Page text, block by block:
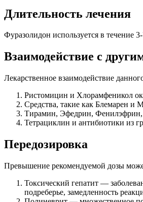
Длительность лечения
Фуразолидон используется в течение
Взаимодействие с
Лекарственное взаимодействие
Ристомицин и Хлорамфеникол
Средства, такие как Блемарен и
Тирамин, Эфедрин, Фенилэфрин,
Тетрациклин и антибиотики из
Передозировка
Превышение рекомендуемой дозы
Токсический гепатит —
подреберье, замедленность